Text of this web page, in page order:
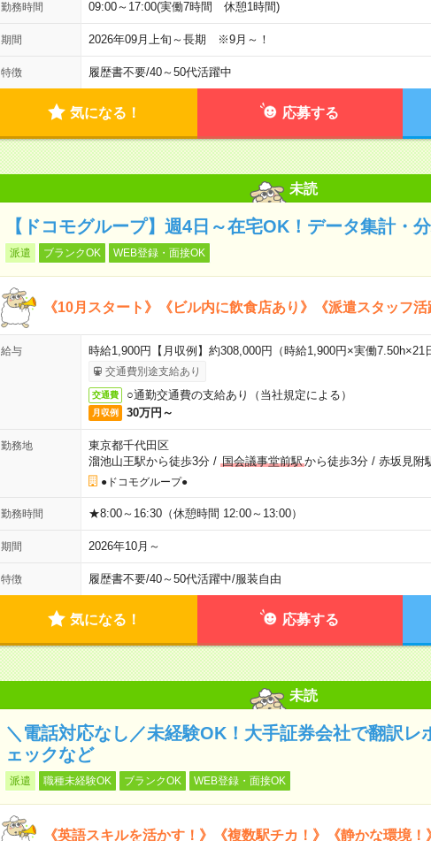
勤務時間 09:00～17:00(実働7時間 休憩1時間)
期間 2026年09月上旬～長期 ※9月～！
特徴 履歴書不要/40～50代活躍中
気になる！ 応募する
未読
【ドコモグループ】週4日～在宅OK！データ集計・
派遣 ブランクOK WEB登録・面接OK
《10月スタート》《ビル内に飲食店あり》《派遣スタッフ活
給与 時給1,900円【月収例】約308,000円（時給1,900円×実働7.50h×21
交通費別途支給あり
交通費 ○通勤交通費の支給あり（当社規定による）
月収例 30万円～
勤務地
東京都千代田区
溜池山王駅から徒歩3分/ 国会議事堂前駅から徒歩3分/ 赤坂見附
●ドコモグループ●
勤務時間 ★8:00～16:30（休憩時間 12:00～13:00）
期間 2026年10月～
特徴 履歴書不要/40～50代活躍中/服装自由
気になる！ 応募する
未読
＼電話対応なし／未経験OK！大手証券会社で翻訳レ
ェックなど
派遣 職種未経験OK ブランクOK WEB登録・面接OK
《英語スキルを活かす！》《複数駅チカ！》《静かな環境！